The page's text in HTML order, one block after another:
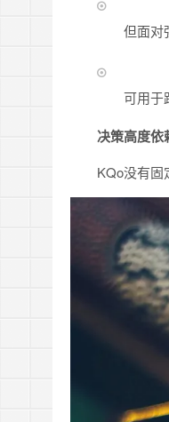
但面对
可用于
决策高度依
KQo没有固